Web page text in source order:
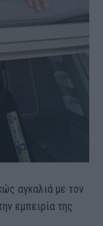
αγκαλιά με τον
εμπειρία της